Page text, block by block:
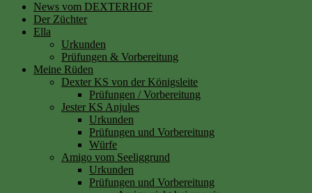
News vom DEXTERHOF
Der Züchter
Ella
Urkunden
Prüfungen & Vorbereitung
Meine Rüden
Dexter KS von der Königsleite
Prüfungen / Vorbereitung
Jester KS Anjules
Urkunden
Prüfungen und Vorbereitung
Würfe
Amigo vom Seeliggrund
Urkunden
Prüfungen und Vorbereitung